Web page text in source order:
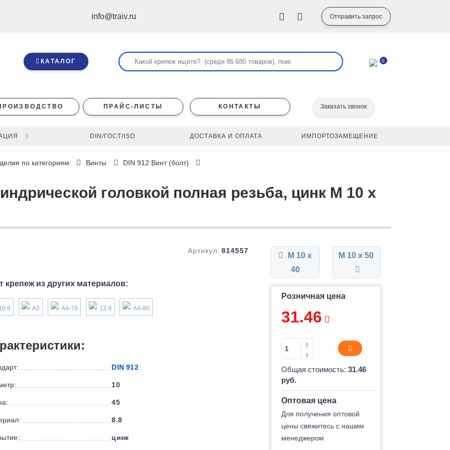
info@traiv.ru Отправить запрос
КАТАЛОГ 0
ПРАЙС-ЛИСТЫ КОНТАКТЫ Заказать звонок
DIN/ГОСТ/ISO ДОСТАВКА И ОПЛАТА ИМПОРТОЗАМЕЩЕНИЕ
по категориям Винты DIN 912 Винт (болт)
головкой полная резьба, цинк M 10 x
Артикул: 814557
крепеж из других материалов:
А2 А4-70 12.9 А4-80
DIN 912
10
45
8.8
цинк
М 10 x
40
М 10 x 50
Розничная цена
31.46
Общая стоимость: 31.46
руб.
Оптовая цена
Для получения оптовой
цены свяжитесь с нашим
менеджером